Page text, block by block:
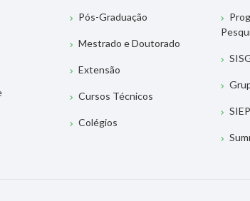
Pós-Graduação
Mestrado e Doutorado
Extensão
Cursos Técnicos
Colégios